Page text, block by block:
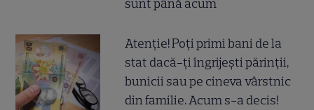
sunt până acum
Atenție! Poți primi bani de la
stat dacă-ți îngrijești părinții,
bunicii sau pe cineva vârstnic
din familie. Acum s-a decis!